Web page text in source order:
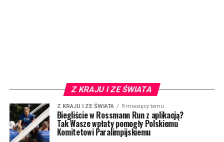
Z KRAJU I ZE ŚWIATA
Z KRAJU I ZE ŚWIATA 9 miesięcy temu
Biegliście w Rossmann Run z aplikacją?
Tak Wasze wpłaty pomogły Polskiemu
Komitetowi Paralimpijskiemu